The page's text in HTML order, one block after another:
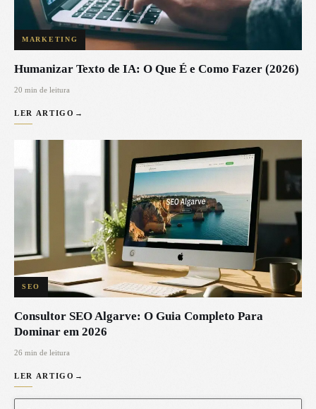
MARKETING
Humanizar Texto de IA: O Que É e Como Fazer (2026)
20 min de leitura
LER ARTIGO →
SEO
Consultor SEO Algarve: O Guia Completo Para
Dominar em 2026
26 min de leitura
LER ARTIGO →